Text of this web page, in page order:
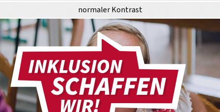
normalerKontrast